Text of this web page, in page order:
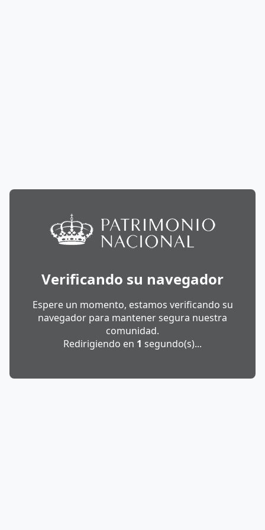
Verificando su navegador
Espere un momento, estamos verificando su
navegador para mantener segura nuestra
comunidad.
Redirigiendo en 1 segundo(s)...